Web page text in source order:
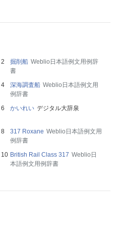
掘削船 Weblio日本語例文用例辞
書
深海調査船 Weblio日本語例文用
例辞書
かいれい デジタル大辞泉
317 Roxane Weblio日本語例文用
例辞書
British Rail Class 317 Weblio日
本語例文用例辞書